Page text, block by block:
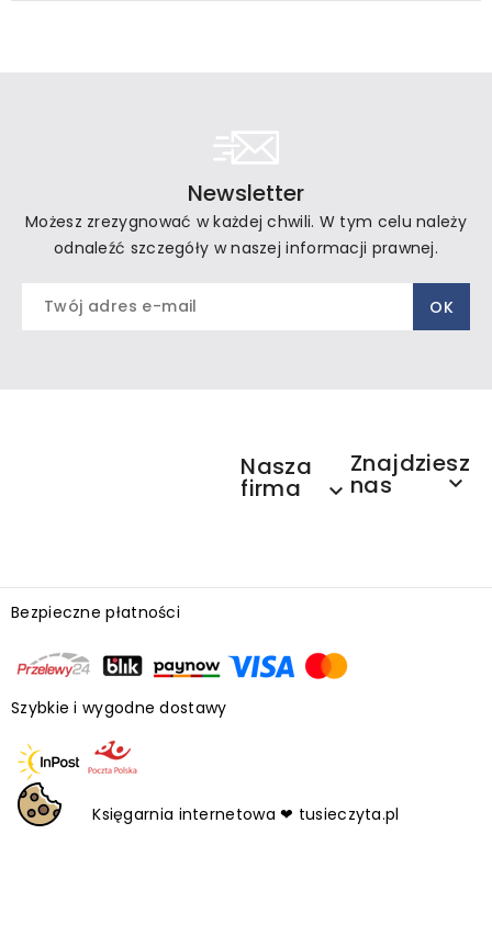
Newsletter
Możesz zrezygnować w każdej chwili. W tym celu należy
odnaleźć szczegóły w naszej informacji prawnej.
Nasza
firma 
Znajdziesz
nas 
Bezpieczne płatności
Szybkie i wygodne dostawy
Księgarnia internetowa ❤ tusieczyta.pl